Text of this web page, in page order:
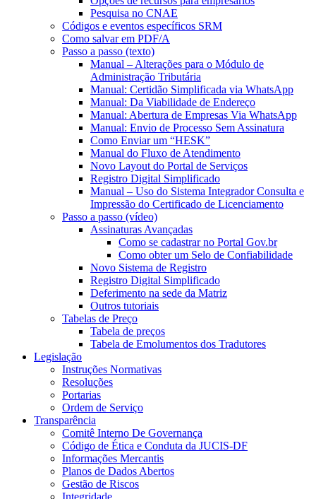
Pesquisa no CNAE
Códigos e eventos específicos SRM
Como salvar em PDF/A
Passo a passo (texto)
Manual – Alterações para o Módulo de
Administração Tributária
Manual: Certidão Simplificada via WhatsApp
Manual: Da Viabilidade de Endereço
Manual: Abertura de Empresas Via WhatsApp
Manual: Envio de Processo Sem Assinatura
Como Enviar um “HESK”
Manual do Fluxo de Atendimento
Novo Layout do Portal de Serviços
Registro Digital Simplificado
Manual – Uso do Sistema Integrador Consulta e
Impressão do Certificado de Licenciamento
Passo a passo (vídeo)
Assinaturas Avançadas
Como se cadastrar no Portal Gov.br
Como obter um Selo de Confiabilidade
Novo Sistema de Registro
Registro Digital Simplificado
Deferimento na sede da Matriz
Outros tutoriais
Tabelas de Preço
Tabela de preços
Tabela de Emolumentos dos Tradutores
Legislação
Instruções Normativas
Resoluções
Portarias
Ordem de Serviço
Transparência
Comitê Interno De Governança
Código de Ética e Conduta da JUCIS-DF
Informações Mercantis
Planos de Dados Abertos
Gestão de Riscos
Integridade